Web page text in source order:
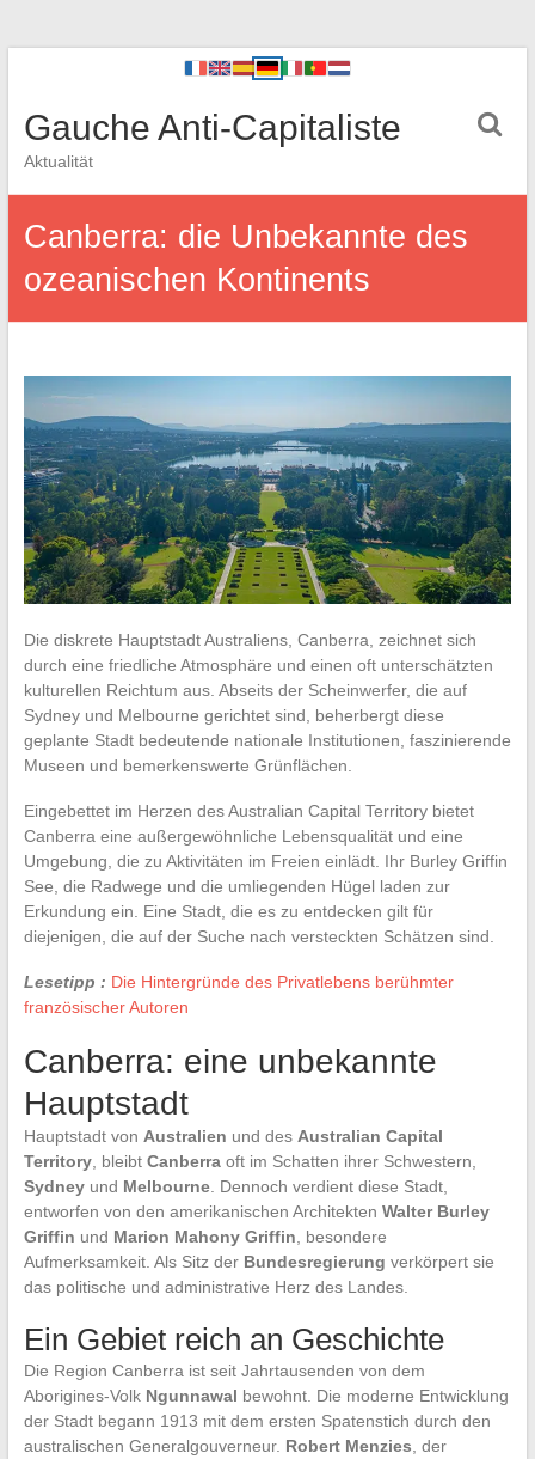
Gauche Anti-Capitaliste
Aktualität
Canberra: die Unbekannte des
ozeanischen Kontinents
Die diskrete Hauptstadt Australiens, Canberra, zeichnet sich
durch eine friedliche Atmosphäre und einen oft unterschätzten
kulturellen Reichtum aus. Abseits der Scheinwerfer, die auf
Sydney und Melbourne gerichtet sind, beherbergt diese
geplante Stadt bedeutende nationale Institutionen, faszinierende
Museen und bemerkenswerte Grünflächen.
Eingebettet im Herzen des Australian Capital Territory bietet
Canberra eine außergewöhnliche Lebensqualität und eine
Umgebung, die zu Aktivitäten im Freien einlädt. Ihr Burley Griffin
See, die Radwege und die umliegenden Hügel laden zur
Erkundung ein. Eine Stadt, die es zu entdecken gilt für
diejenigen, die auf der Suche nach versteckten Schätzen sind.
Lesetipp : Die Hintergründe des Privatlebens berühmter
französischer Autoren
Canberra: eine unbekannte
Hauptstadt
Hauptstadt von Australien und des Australian Capital
Territory, bleibt Canberraoft im Schatten ihrer Schwestern,
Sydneyund Melbourne. Dennoch verdient diese Stadt,
entworfen von den amerikanischen Architekten Walter Burley
Griffin und Marion Mahony Griffin , besondere
Aufmerksamkeit. Als Sitz der Bundesregierung verkörpert sie
das politische und administrative Herz des Landes.
Ein Gebiet reich an Geschichte
Die Region Canberra ist seit Jahrtausenden von dem
Aborigines-Volk Ngunnawal bewohnt. Die moderne Entwicklung
der Stadt begann 1913 mit dem ersten Spatenstich durch den
australischen Generalgouverneur. Robert Menzies , der